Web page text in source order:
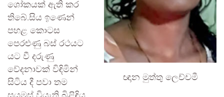
ඥාන මුත්තු ලෙච්චමී
ශෝකයක් ඇති කර
තිබේ.සිය ඉණෙන්
පහළ කොටස
පෙරළුණු බස් රථයට
යට වී දරුණු
වේදනාවක් විඳිමින්
සිටිය දී පවා තම